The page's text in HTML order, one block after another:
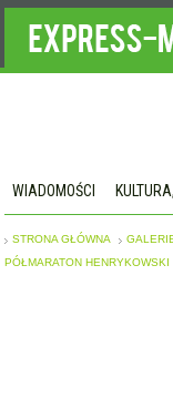
WIADOMOŚCI
STRONA GŁÓWNA
PÓŁMARATON